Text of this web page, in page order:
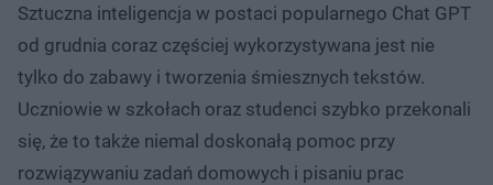
Sztuczna inteligencja w postaci popularnego Chat GPT
od grudnia coraz częściej wykorzystywana jest nie
tylko do zabawy i tworzenia śmiesznych tekstów.
Uczniowie w szkołach oraz studenci szybko przekonali
się, że to także niemal doskonałą pomoc przy
rozwiązywaniu zadań domowych i pisaniu prac